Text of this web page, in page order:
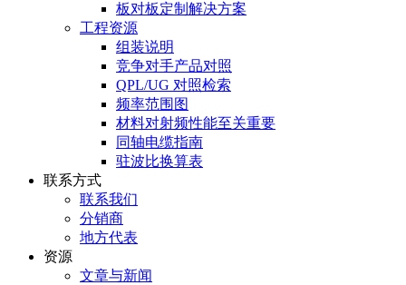
板对板定制解决方案
工程资源
组装说明
竞争对手产品对照
QPL/UG 对照检索
频率范围图
材料对射频性能至关重要
同轴电缆指南
驻波比换算表
联系方式
联系我们
分销商
地方代表
资源
文章与新闻